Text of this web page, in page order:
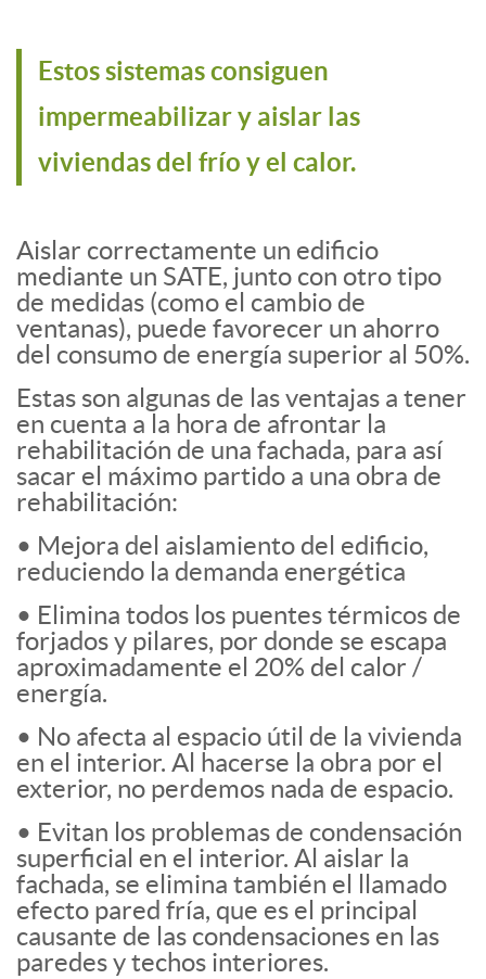
Estos sistemas consiguen
impermeabilizar y aislar las
viviendas del frío y el calor.
Aislar correctamente un edificio
mediante un SATE, junto con otro tipo
de medidas (como el cambio de
ventanas), puede favorecer un ahorro
del consumo de energía superior al 50%.
Estas son algunas de las ventajas a tener
en cuenta a la hora de afrontar la
rehabilitación de una fachada, para así
sacar el máximo partido a una obra de
rehabilitación:
• Mejora del aislamiento del edificio,
reduciendo la demanda energética
• Elimina todos los puentes térmicos de
forjados y pilares, por donde se escapa
aproximadamente el 20% del calor /
energía.
• No afecta al espacio útil de la vivienda
en el interior. Al hacerse la obra por el
exterior, no perdemos nada de espacio.
• Evitan los problemas de condensación
superficial en el interior. Al aislar la
fachada, se elimina también el llamado
efecto pared fría, que es el principal
causante de las condensaciones en las
paredes y techos interiores.